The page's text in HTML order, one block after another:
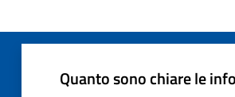
Quanto sono chiare le